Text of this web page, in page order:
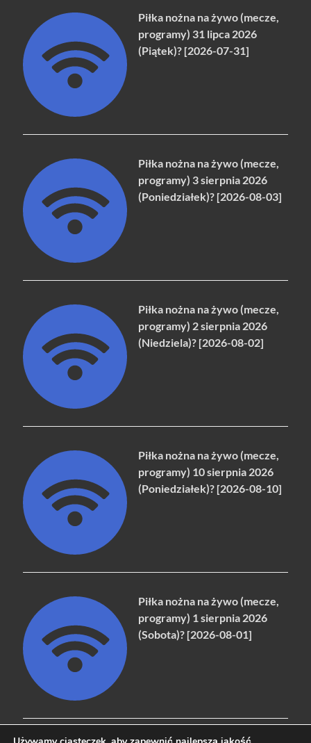
Piłka nożna na żywo (mecze,
programy) 31 lipca 2026
(Piątek)? [2026-07-31]
Piłka nożna na żywo (mecze,
programy) 3 sierpnia 2026
(Poniedziałek)? [2026-08-03]
Piłka nożna na żywo (mecze,
programy) 2 sierpnia 2026
(Niedziela)? [2026-08-02]
Piłka nożna na żywo (mecze,
programy) 10 sierpnia 2026
(Poniedziałek)? [2026-08-10]
Piłka nożna na żywo (mecze,
programy) 1 sierpnia 2026
(Sobota)? [2026-08-01]